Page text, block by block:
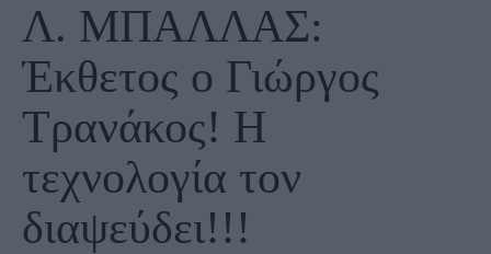
Λ. ΜΠΑΛΛΑΣ:
Έκθετος ο Γιώργος
Τρανάκος! Η
τεχνολογία τον
διαψεύδει!!!